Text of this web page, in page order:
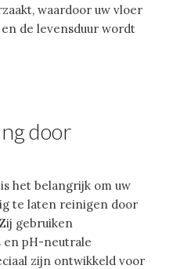
waardoor uw vloer
de levensduur wordt
door
het belangrijk om uw
te laten reinigen door
gebruiken
en pH-neutrale
zijn ontwikkeld voor